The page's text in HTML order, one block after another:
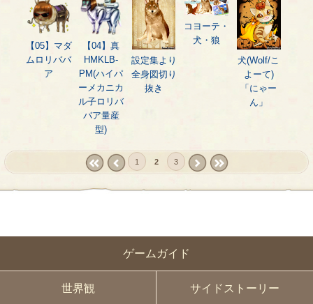
ゲームガイド
世界観 サイドストーリー
【05】マダ
ムロリババ
ア
【04】真
HMKLB-
PM(ハイパ
ーメカニカ
ル子ロリバ
バア量産
型)
設定集より
全身図切り
抜き
コヨーテ・
犬・狼
犬(Wolf/こ
よーて)
「にゃー
ん」
1 2 3